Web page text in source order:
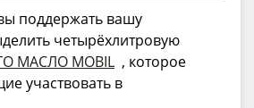
поддержать вашу
четырёхлитровую
МАСЛО MOBIL , которое
участвовать в